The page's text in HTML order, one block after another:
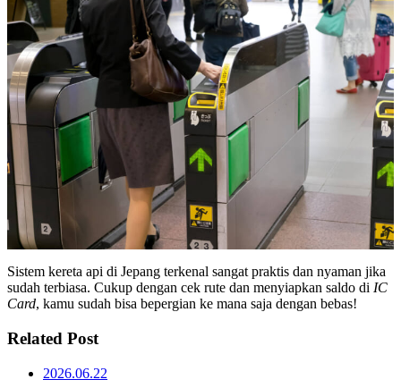
Sistem kereta api di Jepang terkenal sangat praktis dan nyaman jika
sudah terbiasa. Cukup dengan cek rute dan menyiapkan saldo di IC
Card, kamu sudah bisa bepergian ke mana saja dengan bebas!
Related Post
2026.06.22